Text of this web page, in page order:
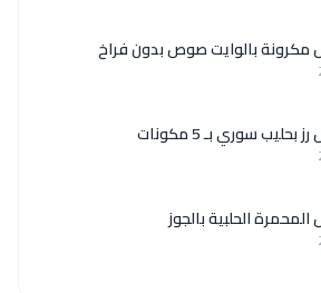
بالوايت صوص بدون فراخ
سوري بـ 5 مكونات
الحلبية بالجوز